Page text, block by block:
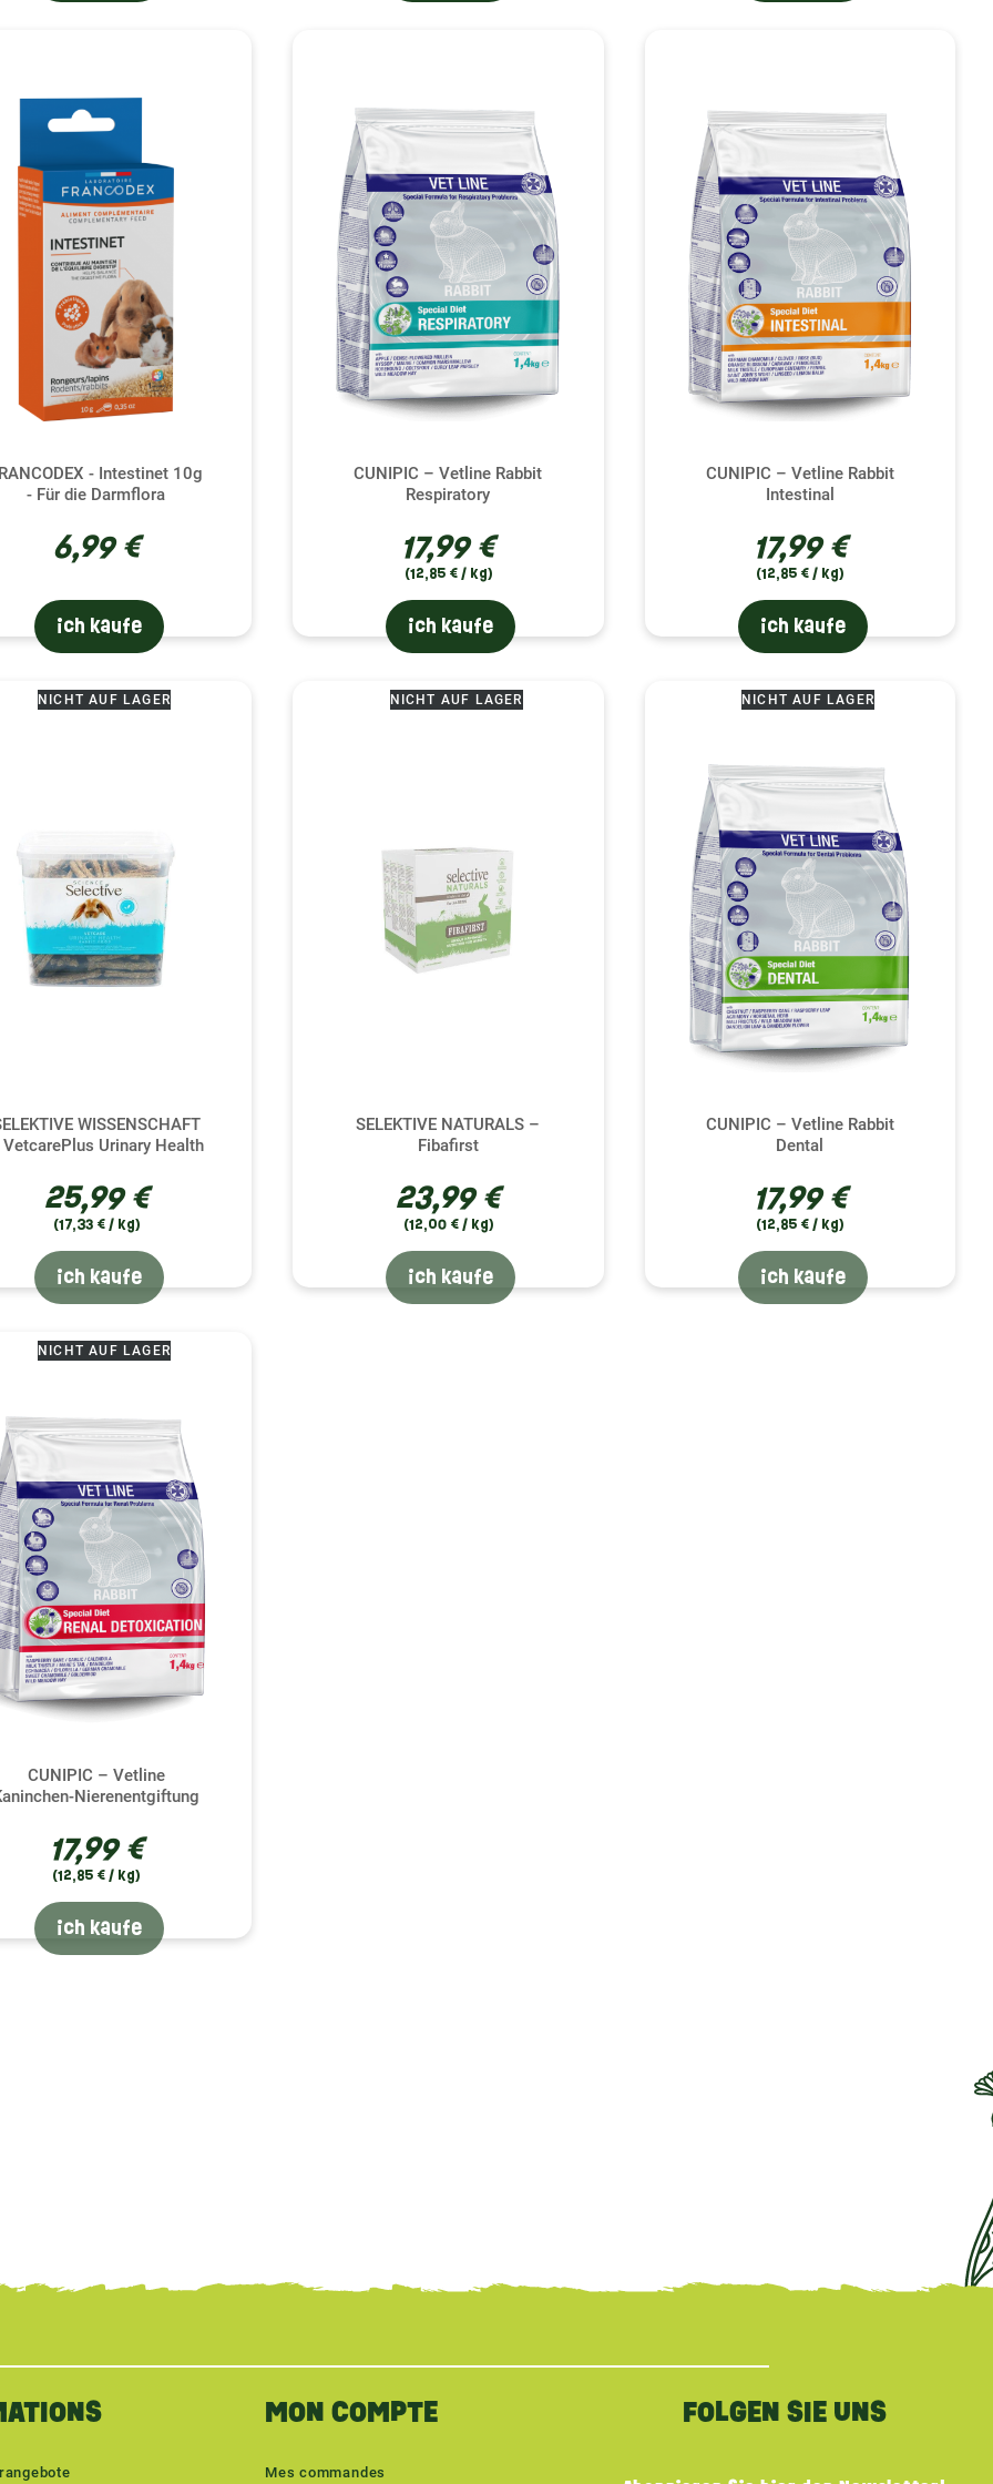
- Intestinet 10g
- Für die Darmflora
6,99 €
ich kaufe
CUNIPIC – Vetline Rabbit
Respiratory
17,99 €
(12,85 € / kg)
ich kaufe
CUNIPIC – Vetline Rabbit
Intestinal
17,99 €
(12,85 € / kg)
ich kaufe
WISSENSCHAFT
Urinary Health
25,99 €
(17,33 € / kg)
NICHT AUF LAGER
ich kaufe
SELEKTIVE NATURALS –
Fibafirst
23,99 €
(12,00 € / kg)
NICHT AUF LAGER
ich kaufe
CUNIPIC – Vetline Rabbit
Dental
17,99 €
(12,85 € / kg)
NICHT AUF LAGER
ich kaufe
CUNIPIC – Vetline
Nierenentgiftung
17,99 €
(12,85 € / kg)
NICHT AUF LAGER
ich kaufe
MON COMPTE
Mes commandes
FOLGEN SIE UNS